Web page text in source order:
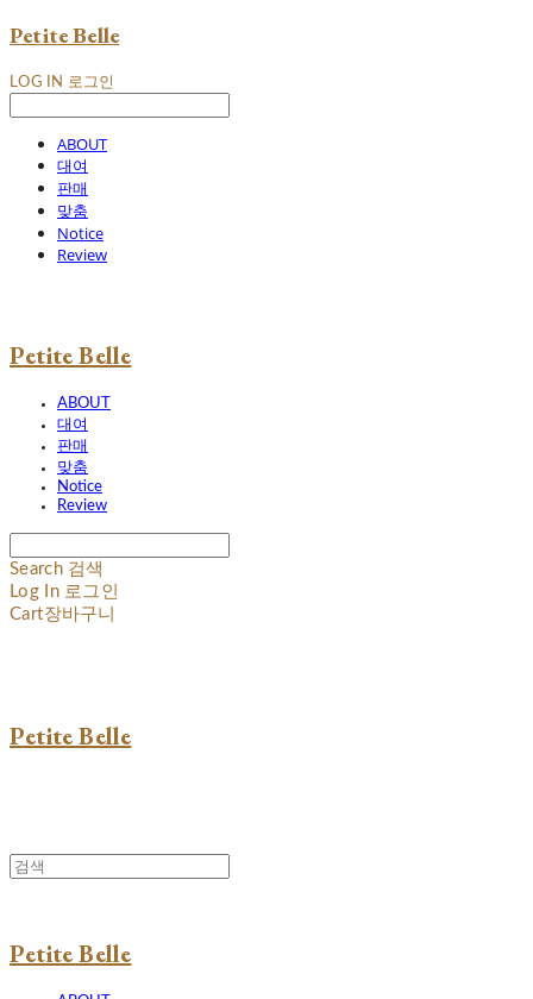
Petite Belle
LOG IN 로그인
ABOUT
대여
판매
맞춤
Notice
Review
Petite Belle
ABOUT
대여
판매
맞춤
Notice
Review
Search 검색
Log In 로그인
Cart장바구니
Petite Belle
Petite Belle